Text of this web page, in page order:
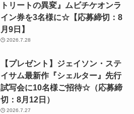
トリートの異変』ムビチケオンラ
イン券を3名様に☆【応募締切：8
月9日】
2026.7.28
【プレゼント】ジェイソン・ステ
イサム最新作『シェルター』先行
試写会に10名様ご招待☆（応募締
切：8月12日）
2026.7.27